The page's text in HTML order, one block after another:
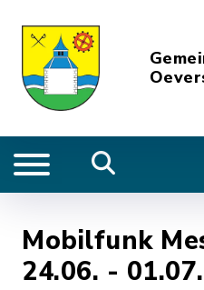
Mobilfunk
24.06. -